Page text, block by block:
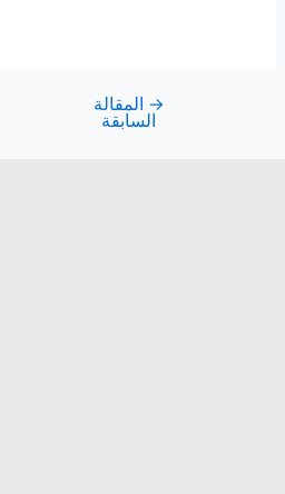
→ المقالة
السابقة